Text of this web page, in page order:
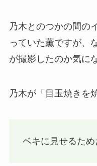
乃木とのつかの間の
っていた薫ですが、
が撮影したのか気に
乃木が「目玉焼きを
ベキに見せるため